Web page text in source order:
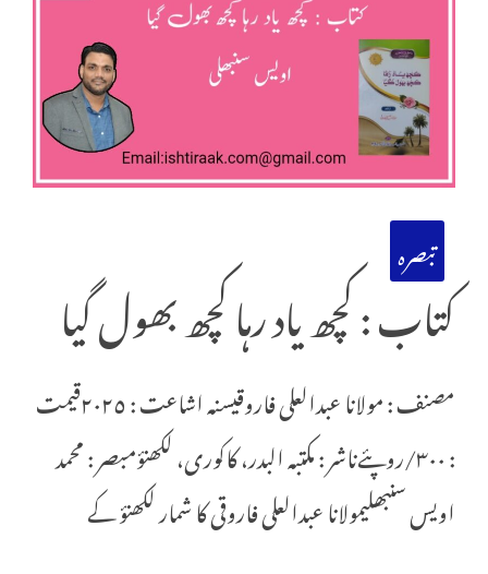
تبصرہ
کتاب : کچھ یاد رہا کچھ بھول گیا
مصنف : مولانا عبدالعلی فاروقیسنہ اشاعت : ٢٠٢٥قیمت
: ٣٠٠/روپئےناشر : مکتبہ البدر، کاکوری، لکھنؤمبصر : محمد
اویس سنبھلیمولانا عبدالعلی فاروقی کا شمار لکھنؤ کے